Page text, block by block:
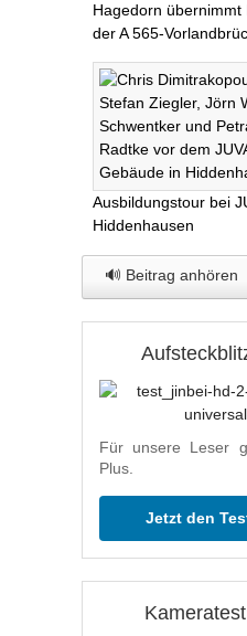
Hagedorn übernimmt
der A 565-
Ausbildungstour bei
Hiddenhausen
🔊 Beitrag anhören
Für unsere Leser
Plus.
Jetzt den